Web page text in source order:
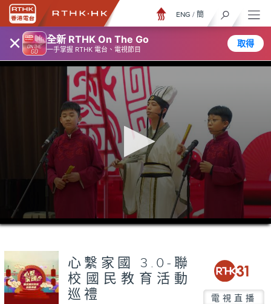
× 全新 RTHK On The Go
一手掌握 RTHK 電台、電視節目
取得
ENG / 簡
seconds
心繫家國 3.0-聯
校國民教育活動
巡禮
電視直播